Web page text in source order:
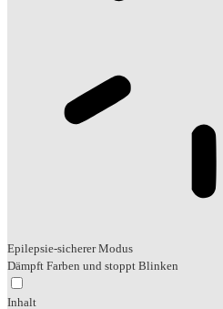
Epilepsie-sicherer Modus
Dämpft Farben und stoppt Blinken
Inhalt